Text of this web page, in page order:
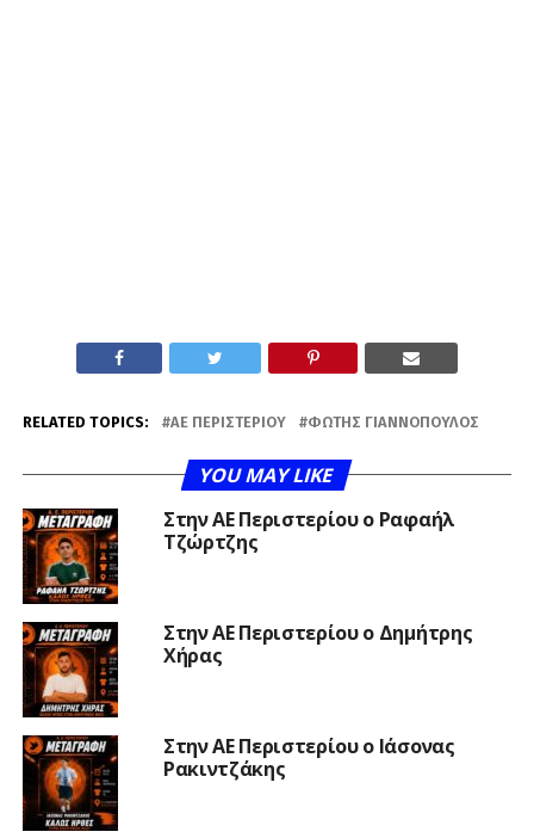
RELATED TOPICS: ΑΕ ΠΕΡΙΣΤΕΡΊΟΥ ΦΏΤΗΣ ΓΙΑΝΝΌΠΟΥΛΟΣ
YOU MAY LIKE
Στην ΑΕ Περιστερίου ο Ραφαήλ
Τζώρτζης
Στην ΑΕ Περιστερίου ο Δημήτρης
Χήρας
Στην ΑΕ Περιστερίου ο Ιάσονας
Ρακιντζάκης